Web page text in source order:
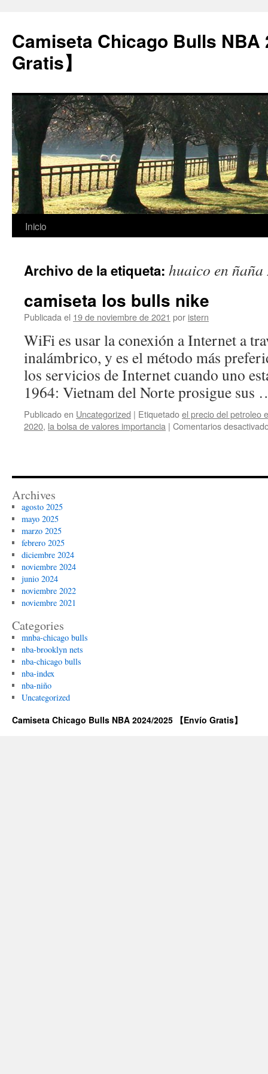
Camiseta Chicago Bulls NBA
Gratis】
Saltar
contenido
Inicio
Archivo de la etiqueta: huaico en ñaña
camiseta los bulls nike
Publicada el 19 de noviembre de 2021 por istern
WiFi es usar la conexión a Internet a
inalámbrico, y es el método más
los servicios de Internet cuando uno
1964: Vietnam del Norte prosigue
Publicado en Uncategorized | Etiquetadoel precio del petroleo
2020, la bolsa de valores importancia | Comentarios
Archives
agosto 2025
mayo 2025
marzo 2025
febrero 2025
diciembre 2024
noviembre 2024
junio 2024
noviembre 2022
noviembre 2021
Categories
mnba-chicago bulls
nba-brooklyn nets
nba-chicago bulls
nba-index
nba-niño
Uncategorized
Camiseta Chicago Bulls NBA 2024/2025 【Envío Gratis】